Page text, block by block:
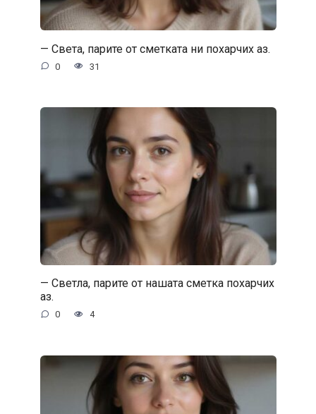
— Света, парите от сметката ни похарчих аз.
0 31
— Светла, парите от нашата сметка похарчих
аз.
0 4